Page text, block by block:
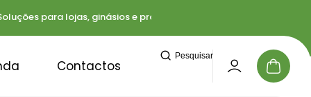
para lojas, ginásios e profissionais
Contactos
Pesquisar